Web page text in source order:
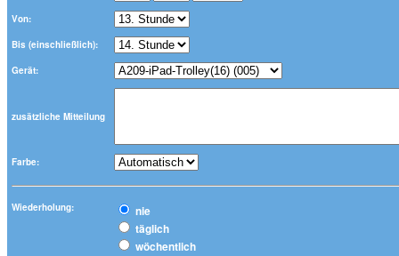
Von:
Bis (einschließlich):
Gerät:
zusätzliche Mitteilung
Farbe:
Wiederholung:
nie
täglich
wöchentlich